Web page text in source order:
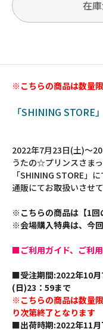
在
※こちらの商品は数量
「SHINING STORE
2022年7月23日(土)～
うたの☆プリンスさま
「SHINING STORE」
通販にてお取扱いさせ
※こちらの商品は【1回
※会場購入特典は、今
■ご利用ガイド、ご利
■受注期間:2022年10
(日)23：59まで
※こちらの商品は数量
り次第終了となります
■出荷時期:2022年11月